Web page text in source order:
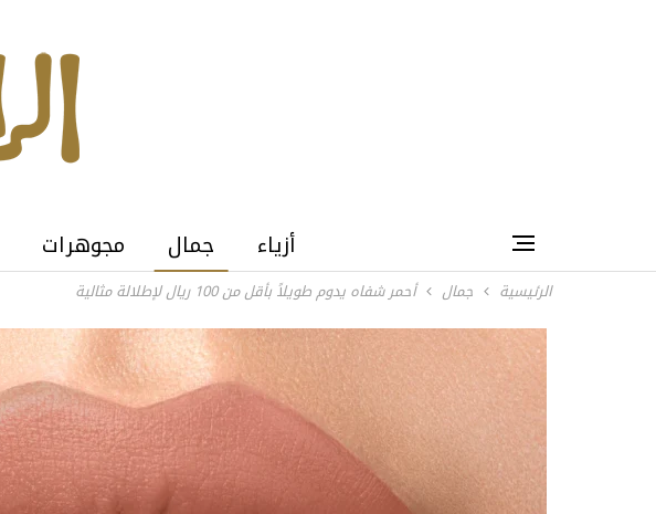
أزياء جمال مجوهرات
الرئيسية جمال أحمر شفاه يدوم طويلاً بأقل من 100 ريال لإطلالة مثالية